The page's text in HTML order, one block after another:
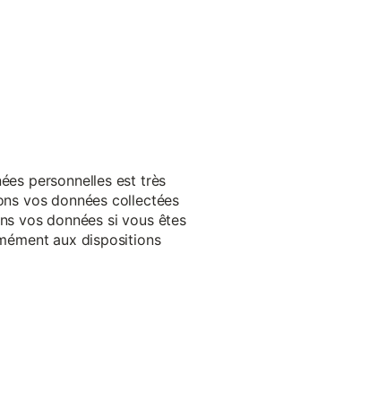
personnelles est très
vos données collectées
vos données si vous êtes
aux dispositions